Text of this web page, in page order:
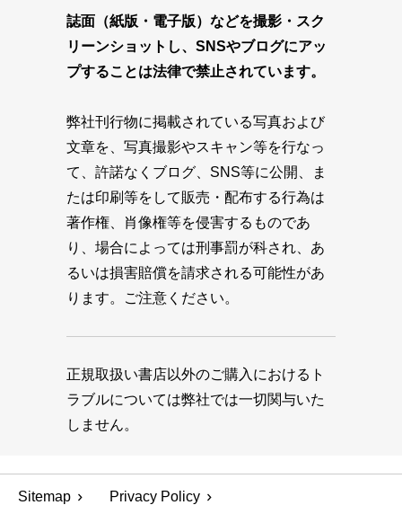
誌面（紙版・電子版）などを撮影・スク
リーンショットし、SNSやブログにアッ
プすることは法律で禁止されています。
弊社刊行物に掲載されている写真および
文章を、写真撮影やスキャン等を行なっ
て、許諾なくブログ、SNS等に公開、ま
たは印刷等をして販売・配布する行為は
著作権、肖像権等を侵害するものであ
り、場合によっては刑事罰が科され、あ
るいは損害賠償を請求される可能性があ
ります。ご注意ください。
正規取扱い書店以外のご購入におけるト
ラブルについては弊社では一切関与いた
しません。
Sitemap Privacy Policy